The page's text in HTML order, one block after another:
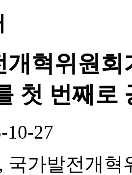
개혁위원
첫 번째로
10-27
국가발전개